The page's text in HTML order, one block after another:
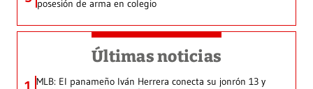
posesión de arma en colegio
Últimas noticias
MLB: El panameño Iván Herrera conecta su jonrón 13 y